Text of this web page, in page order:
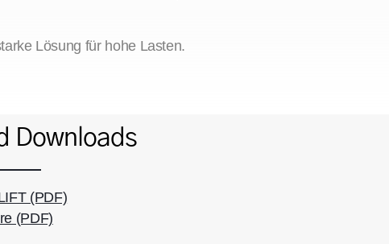
Lösung für hohe Lasten.
Downloads
(PDF)
(PDF)